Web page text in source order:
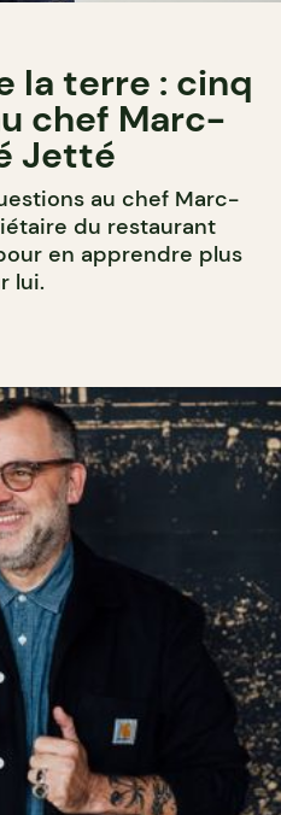
la terre : cinq
chef Marc-
Jetté
au chef Marc-
du restaurant
en apprendre plus
lui.